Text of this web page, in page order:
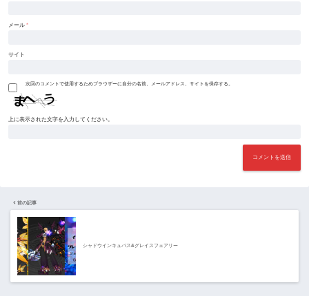
メール *
サイト
次回のコメントで使用するためブラウザーに自分の名前、メールアドレス、サイトを保存する。
上に表示された文字を入力してください。
前の記事
シャドウインキュバス&グレイスフェアリー